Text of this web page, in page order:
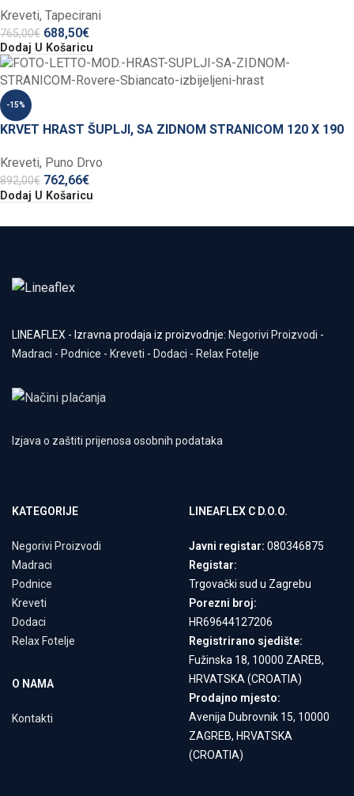
Kreveti, Tapecirani
765,00€ 688,50€
Dodaj U Košaricu
-15%
KRVET HRAST ŠUPLJI, SA ZIDNOM STRANICOM 120 X 190
Kreveti, Puno Drvo
892,00€ 762,66€
Dodaj U Košaricu
LINEAFLEX - Izravna prodaja iz proizvodnje: Negorivi Proizvodi -
Madraci - Podnice - Kreveti - Dodaci - Relax Fotelje
Izjava o zaštiti prijenosa osobnih podataka
KATEGORIJE
Negorivi Proizvodi
Madraci
Podnice
Kreveti
Dodaci
Relax Fotelje
O NAMA
Kontakti
LINEAFLEX C D.O.O.
Javni registar: 080346875
Registar:
Trgovački sud u Zagrebu
Porezni broj:
HR69644127206
Registrirano sjedište:
Fužinska 18, 10000 ZAREB,
HRVATSKA (CROATIA)
Prodajno mjesto:
Avenija Dubrovnik 15, 10000
ZAGREB, HRVATSKA
(CROATIA)